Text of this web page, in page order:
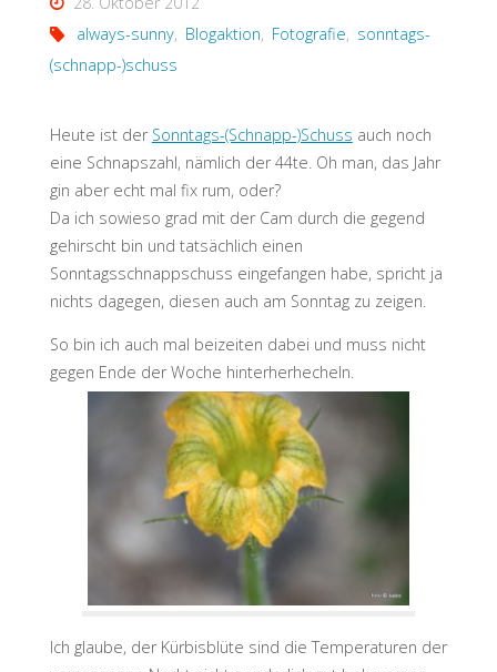
always-sunny, Blogaktion, Fotografie, sonntags-
(schnapp-)schuss
Heute ist der Sonntags-(Schnapp-)Schuss auch noch
eine Schnapszahl, nämlich der 44te. Oh man, das Jahr
gin aber echt mal fix rum, oder?
Da ich sowieso grad mit der Cam durch die gegend
gehirscht bin und tatsächlich einen
Sonntagsschnappschuss eingefangen habe, spricht ja
nichts dagegen, diesen auch am Sonntag zu zeigen.
So bin ich auch mal beizeiten dabei und muss nicht
gegen Ende der Woche hinterherhecheln.
Ich glaube, der Kürbisblüte sind die Temperaturen der